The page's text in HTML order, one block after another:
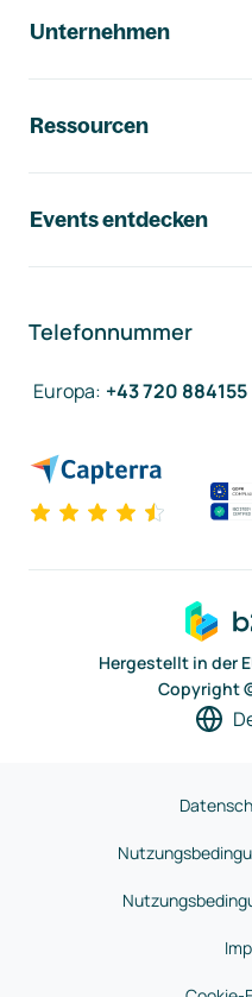
Unternehmen
Ressourcen
Events entdecken
Telefonnummer
Europa: +43 720 884155
Hergestellt in der
Copyright